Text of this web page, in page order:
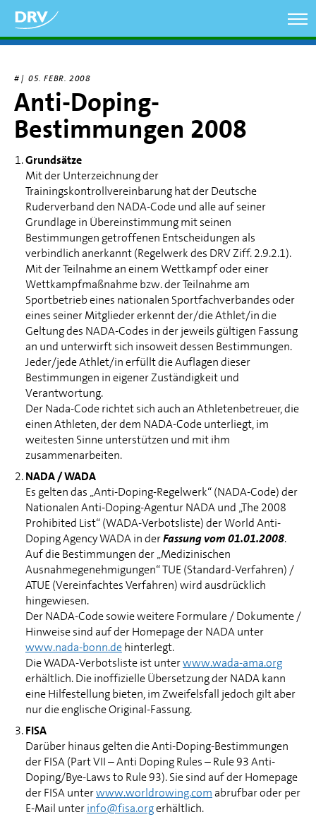
zum
Inhalt
# | 05. FEBR. 2008
Anti-Doping-
Bestimmungen 2008
Grundsätze
Mit der Unterzeichnung der
Trainingskontrollvereinbarung hat der Deutsche
Ruderverband den NADA-Code und alle auf seiner
Grundlage in Übereinstimmung mit seinen
Bestimmungen getroffenen Entscheidungen als
verbindlich anerkannt (Regelwerk des DRV Ziff. 2.9.2.1).
Mit der Teilnahme an einem Wettkampf oder einer
Wettkampfmaßnahme bzw. der Teilnahme am
Sportbetrieb eines nationalen Sportfachverbandes oder
eines seiner Mitglieder erkennt der/die Athlet/in die
Geltung des NADA-Codes in der jeweils gültigen Fassung
an und unterwirft sich insoweit dessen Bestimmungen.
Jeder/jede Athlet/in erfüllt die Auflagen dieser
Bestimmungen in eigener Zuständigkeit und
Verantwortung.
Der Nada-Code richtet sich auch an Athletenbetreuer, die
einen Athleten, der dem NADA-Code unterliegt, im
weitesten Sinne unterstützen und mit ihm
zusammenarbeiten.
NADA / WADA
Es gelten das „Anti-Doping-Regelwerk“ (NADA-Code) der
Nationalen Anti-Doping-Agentur NADA und „The 2008
Prohibited List“ (WADA-Verbotsliste) der World Anti-
Doping Agency WADA in derFassung vom01.01.2008.
Auf die Bestimmungen der „Medizinischen
Ausnahmegenehmigungen“ TUE (Standard-Verfahren) /
ATUE (Vereinfachtes Verfahren) wird ausdrücklich
hingewiesen.
Der NADA-Code sowie weitere Formulare / Dokumente /
Hinweise sind auf der Homepage der NADA unter
www.nada-bonn.dehinterlegt.
Die WADA-Verbotsliste ist unterwww.wada-ama.org
erhältlich. Die inoffizielle Übersetzung der NADA kann
eine Hilfestellung bieten, im Zweifelsfall jedoch gilt aber
nur die englische Original-Fassung.
FISA
Darüber hinaus gelten die Anti-Doping-Bestimmungen
der FISA (Part VII – Anti Doping Rules – Rule 93 Anti-
Doping/Bye-Laws to Rule 93). Sie sind auf der Homepage
der FISA unterwww.worldrowing.comabrufbar oder per
E-Mail unterinfo@fisa.orgerhältlich.